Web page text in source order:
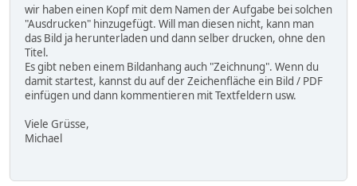
wir haben einen Kopf mit dem Namen der Aufgabe bei solchen
"Ausdrucken" hinzugefügt. Will man diesen nicht, kann man
das Bild ja herunterladen und dann selber drucken, ohne den
Titel.
Es gibt neben einem Bildanhang auch "Zeichnung". Wenn du
damit startest, kannst du auf der Zeichenfläche ein Bild / PDF
einfügen und dann kommentieren mit Textfeldern usw.
Viele Grüsse,
Michael